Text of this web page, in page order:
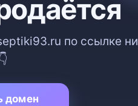
по ссылке
👇
домен